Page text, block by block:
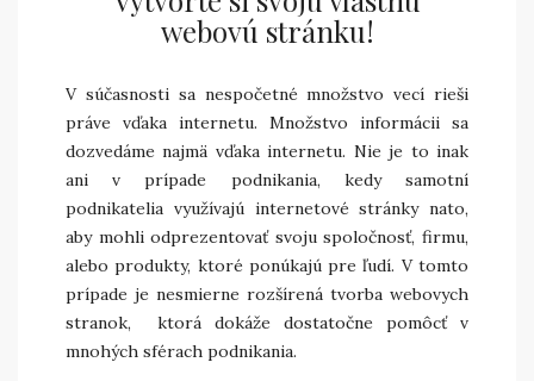
webovú stránku!
V súčasnosti sa nespočetné množstvo vecí rieši
práve vďaka internetu. Množstvo informácii sa
dozvedáme najmä vďaka internetu. Nie je to inak
ani v prípade podnikania, kedy samotní
podnikatelia využívajú internetové stránky nato,
aby mohli odprezentovať svoju spoločnosť, firmu,
alebo produkty, ktoré ponúkajú pre ľudí. V tomto
prípade je nesmierne rozšírená tvorba webovych
stranok, ktorá dokáže dostatočne pomôcť v
mnohých sférach podnikania.